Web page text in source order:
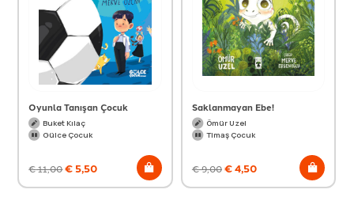
Oyunla Tanışan Çocuk
Buket Kılaç
Gülce Çocuk
€11,00€ 5,50
Saklanmayan Ebe!
Ömür Uzel
Timaş Çocuk
€9,00€4,50